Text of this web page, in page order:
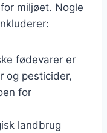
miljøet. Nogle
fødevarer er
og pesticider,
for
landbrug